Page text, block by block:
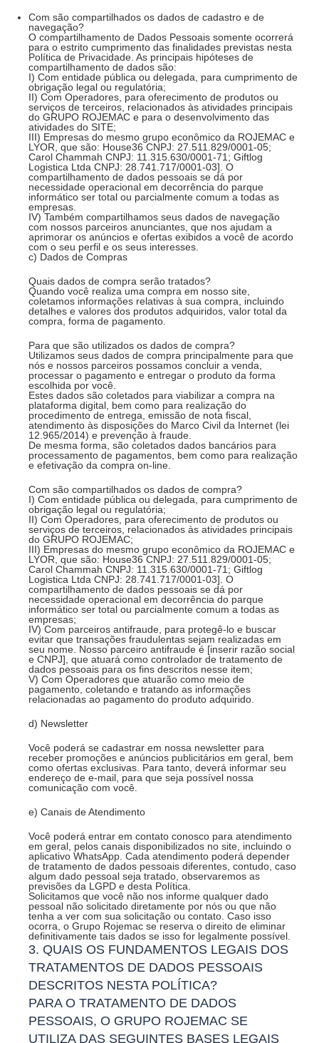
Com são compartilhados os dados de cadastro e de
navegação?
O compartilhamento de Dados Pessoais somente ocorrerá
para o estrito cumprimento das finalidades previstas nesta
Política de Privacidade. As principais hipóteses de
compartilhamento de dados são:
I) Com entidade pública ou delegada, para cumprimento de
obrigação legal ou regulatória;
II) Com Operadores, para oferecimento de produtos ou
serviços de terceiros, relacionados às atividades principais
do GRUPO ROJEMAC e para o desenvolvimento das
atividades do SITE;
III) Empresas do mesmo grupo econômico da ROJEMAC e
LYOR, que são: House36 CNPJ: 27.511.829/0001-05;
Carol Chammah CNPJ: 11.315.630/0001-71; Giftlog
Logistica Ltda CNPJ: 28.741.717/0001-03]. O
compartilhamento de dados pessoais se dá por
necessidade operacional em decorrência do parque
informático ser total ou parcialmente comum a todas as
empresas.
IV) Também compartilhamos seus dados de navegação
com nossos parceiros anunciantes, que nos ajudam a
aprimorar os anúncios e ofertas exibidos a você de acordo
com o seu perfil e os seus interesses.
c) Dados de Compras
Quais dados de compra serão tratados?
Quando você realiza uma compra em nosso site,
coletamos informações relativas à sua compra, incluindo
detalhes e valores dos produtos adquiridos, valor total da
compra, forma de pagamento.
Para que são utilizados os dados de compra?
Utilizamos seus dados de compra principalmente para que
nós e nossos parceiros possamos concluir a venda,
processar o pagamento e entregar o produto da forma
escolhida por você.
Estes dados são coletados para viabilizar a compra na
plataforma digital, bem como para realização do
procedimento de entrega, emissão de nota fiscal,
atendimento às disposições do Marco Civil da Internet (lei
12.965/2014) e prevenção à fraude.
De mesma forma, são coletados dados bancários para
processamento de pagamentos, bem como para realização
e efetivação da compra on-line.
Com são compartilhados os dados de compra?
I) Com entidade pública ou delegada, para cumprimento de
obrigação legal ou regulatória;
II) Com Operadores, para oferecimento de produtos ou
serviços de terceiros, relacionados às atividades principais
do GRUPO ROJEMAC;
III) Empresas do mesmo grupo econômico da ROJEMAC e
LYOR, que são: House36 CNPJ: 27.511.829/0001-05;
Carol Chammah CNPJ: 11.315.630/0001-71; Giftlog
Logistica Ltda CNPJ: 28.741.717/0001-03]. O
compartilhamento de dados pessoais se dá por
necessidade operacional em decorrência do parque
informático ser total ou parcialmente comum a todas as
empresas;
IV) Com parceiros antifraude, para protegê-lo e buscar
evitar que transações fraudulentas sejam realizadas em
seu nome. Nosso parceiro antifraude é [inserir razão social
e CNPJ], que atuará como controlador de tratamento de
dados pessoais para os fins descritos nesse item;
V) Com Operadores que atuarão como meio de
pagamento, coletando e tratando as informações
relacionadas ao pagamento do produto adquirido.
d) Newsletter
Você poderá se cadastrar em nossa newsletter para
receber promoções e anúncios publicitários em geral, bem
como ofertas exclusivas. Para tanto, deverá informar seu
endereço de e-mail, para que seja possível nossa
comunicação com você.
e) Canais de Atendimento
Você poderá entrar em contato conosco para atendimento
em geral, pelos canais disponibilizados no site, incluindo o
aplicativo WhatsApp. Cada atendimento poderá depender
de tratamento de dados pessoais diferentes, contudo, caso
algum dado pessoal seja tratado, observaremos as
previsões da LGPD e desta Política.
Solicitamos que você não nos informe qualquer dado
pessoal não solicitado diretamente por nós ou que não
tenha a ver com sua solicitação ou contato. Caso isso
ocorra, o Grupo Rojemac se reserva o direito de eliminar
definitivamente tais dados se isso for legalmente possível.
3. QUAIS OS FUNDAMENTOS LEGAIS DOS
TRATAMENTOS DE DADOS PESSOAIS
DESCRITOS NESTA POLÍTICA?
PARA O TRATAMENTO DE DADOS
PESSOAIS, O GRUPO ROJEMAC SE
UTILIZA DAS SEGUINTES BASES LEGAIS